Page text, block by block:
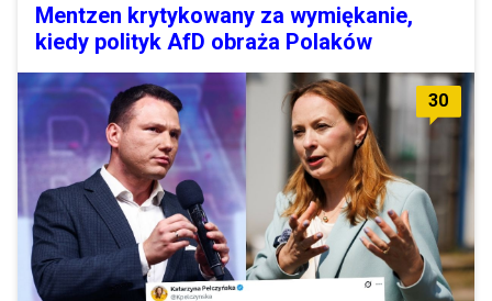
Mentzen krytykowany za wymiękanie,
kiedy polityk AfD obraża Polaków
30